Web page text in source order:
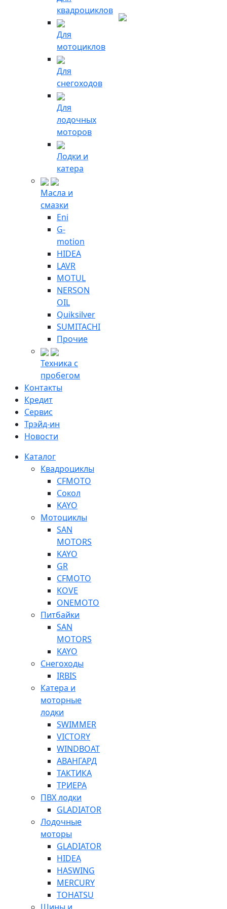
квадроциклов
Для
мотоциклов
Для
снегоходов
Для
лодочных
моторов
Лодки и
катера
Масла и
смазки
Eni
G-
motion
HIDEA
LAVR
MOTUL
NERSON
OIL
Quiksilver
SUMITACHI
Прочие
Техника с
пробегом
Контакты
Кредит
Сервис
Трэйд-ин
Новости
Каталог
Квадроциклы
CFMOTO
Сокол
KAYO
Мотоциклы
SAN
MOTORS
KAYO
GR
CFMOTO
KOVE
ONEMOTO
Питбайки
SAN
MOTORS
KAYO
Снегоходы
IRBIS
Катера и
моторные
лодки
SWIMMER
VICTORY
WINDBOAT
АВАНГАРД
ТАКТИКА
ТРИЕРА
ПВХ лодки
GLADIATOR
Лодочные
моторы
GLADIATOR
HIDEA
HASWING
MERCURY
TOHATSU